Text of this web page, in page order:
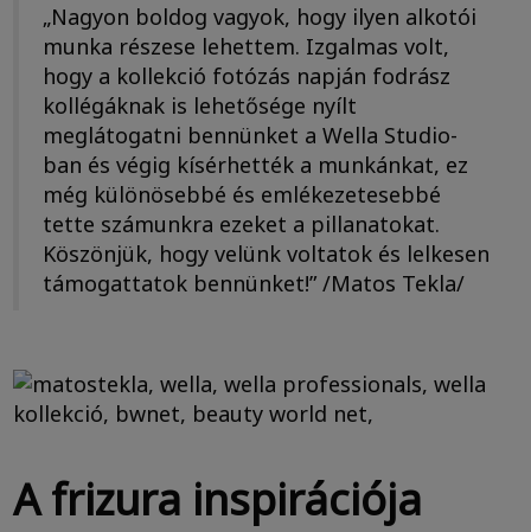
„Nagyon boldog vagyok, hogy ilyen alkotói
munka részese lehettem. Izgalmas volt,
hogy a kollekció fotózás napján fodrász
kollégáknak is lehetősége nyílt
meglátogatni bennünket a Wella Studio-
ban és végig kísérhették a munkánkat, ez
még különösebbé és emlékezetesebbé
tette számunkra ezeket a pillanatokat.
Köszönjük, hogy velünk voltatok és lelkesen
támogattatok bennünket!” /Matos Tekla/
A frizura inspirációja